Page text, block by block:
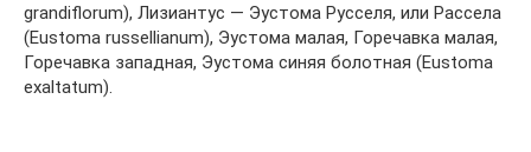
grandiflorum), Лизиантус — Эустома Русселя, или Рассела
(Eustoma russellianum), Эустома малая, Горечавка малая,
Горечавка западная, Эустома синяя болотная (Eustoma
exaltatum).